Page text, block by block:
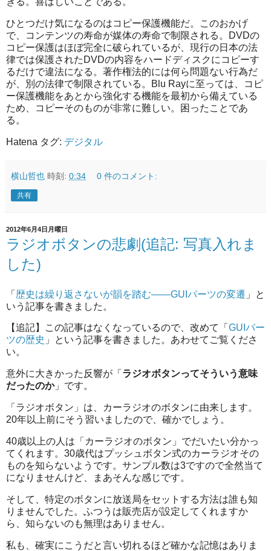
ひとつだけ気になるのはコピー保護機能だ。このおかげ
で、コンテンツの寿命が媒体の寿命で制限される。DVDの
コピー保護はほぼ完全に破られているが、現行の日本の法
律では保護されたDVDの内容をハードディスクにコピーす
るだけで違法になる。著作権法的には何ら問題ない行為だ
が、別の法律で制限されている。Blu Rayに至っては、コピ
ー保護機能をあとから強化する機能を最初から備えている
ため、コピーそのものが非常に難しい。困ったことであ
る。
Hatena タグ: デジタル
横山哲也 時刻: 0:34 0 件のコメント:
共有
2012年6月4日月曜日
ラジオボタンの悲劇(追記: 写真入れま
した)
「 歴史は繰り返さないが韻を踏む――GUIパーツの変遷 」と
いう記事を書きました。
【追記】この記事はなくなっているので、改めて「 GUIパー
ツの歴史 」という記事を書きました。あわせてご覧くださ
い。
意外に大きかった反響が「 ラジオボタンってそういう意味
だったのか」です。
「ラジオボタン」は、カーラジオのボタンに由来します。
20年以上前にそう習いましたので、確かでしょう。
40歳以上の人は「カーラジオのボタン」でだいたい分かっ
てくれます。30歳代はプッシュボタン式のカーラジオその
ものを知らないようです。サンプル数は3ですので全然当て
になりませんけど、まあそんな感じです。
そして、特定のボタンに放送局をセットする方法は誰も知
りませんでした。ふつうは販売店が設定してくれますか
ら、知らないのも無理はありません。
私も、確実にこうだと言い切れるほど確かな記憶はありま